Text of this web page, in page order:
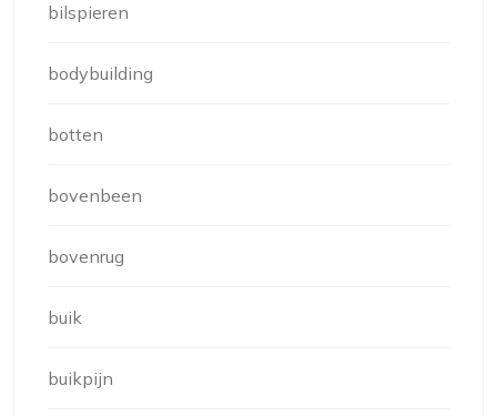
bilspieren
bodybuilding
botten
bovenbeen
bovenrug
buik
buikpijn